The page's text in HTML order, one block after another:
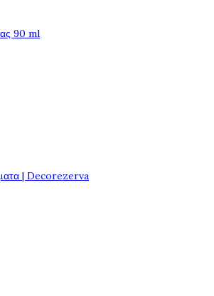
90 ml
| Decorezerva